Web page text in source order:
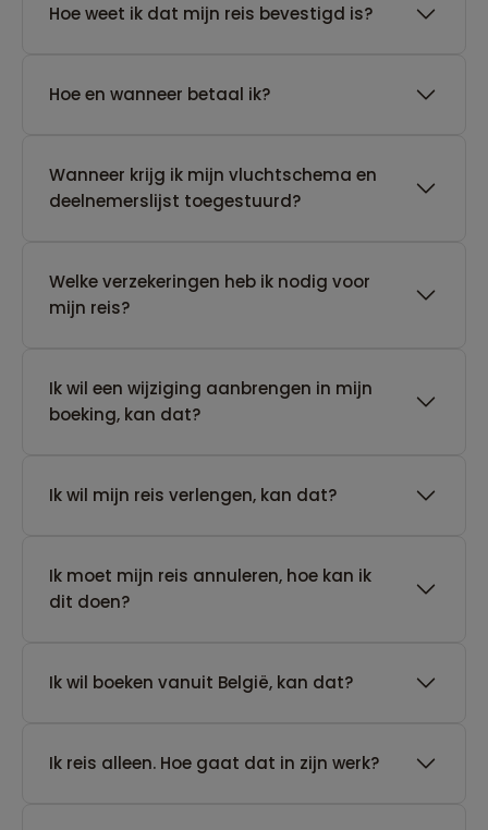
Hoe weet ik dat mijn reis bevestigd is?
Hoe en wanneer betaal ik?
Wanneer krijg ik mijn vluchtschema en
deelnemerslijst toegestuurd?
Welke verzekeringen heb ik nodig voor
mijn reis?
Ik wil een wijziging aanbrengen in mijn
boeking, kan dat?
Ik wil mijn reis verlengen, kan dat?
Ik moet mijn reis annuleren, hoe kan ik
dit doen?
Ik wil boeken vanuit België, kan dat?
​Ik reis alleen. Hoe gaat dat in zijn werk?